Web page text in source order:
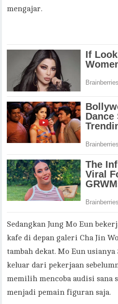
mengajar.
Sedangkan Jung Mo Eun
kafe di depan galeri Cha Jin
tambah dekat. Mo Eun usianya
keluar dari pekerjaan
memilih mencoba audisi sana
menjadi pemain figuran saja.